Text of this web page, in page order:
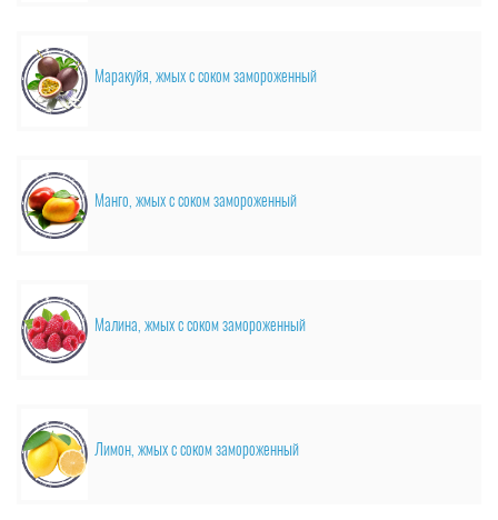
Маракуйя, жмых с соком замороженный
Манго, жмых с соком замороженный
Малина, жмых с соком замороженный
Лимон, жмых с соком замороженный